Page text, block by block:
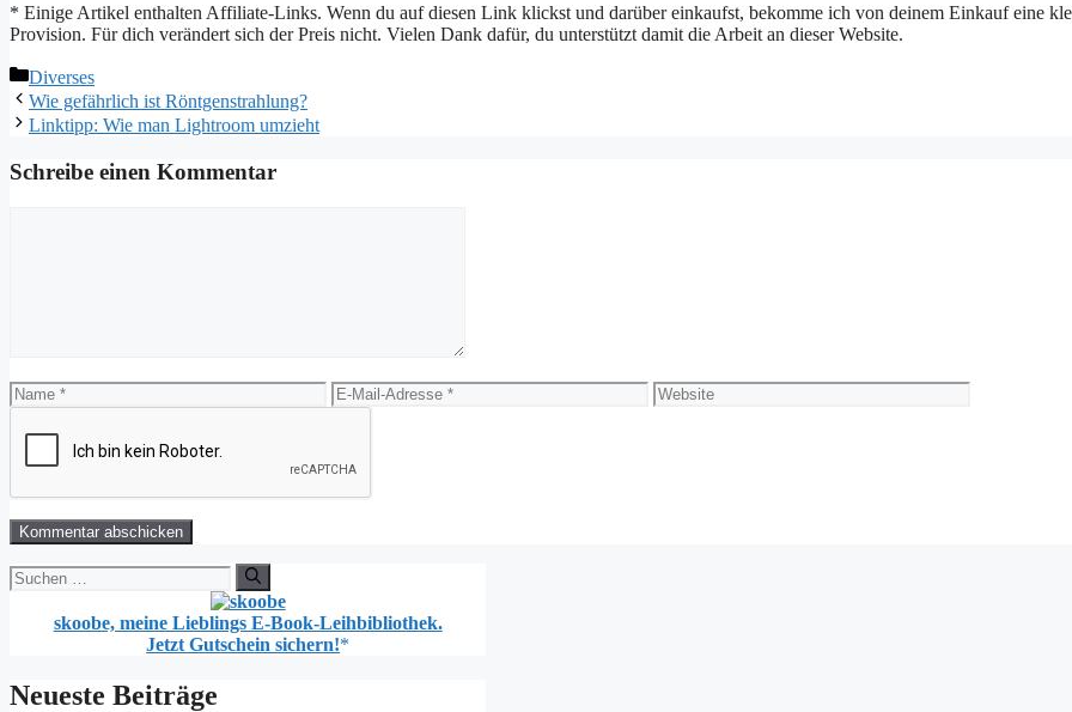
* Einige Artikel enthalten Affiliate-Links. Wenn du auf diesen Link klickst und darüber einkaufst, bekomme ich von deinem Einkauf eine
Provision. Für dich verändert sich der Preis nicht. Vielen Dank dafür, du unterstützt damit die Arbeit an dieser Website.
Kategorien
Diverses
Wie gefährlich ist Röntgenstrahlung?
Linktipp: Wie man Lightroom umzieht
Schreibe einen Kommentar
Name
E-
Mail-
Website
Suchen
nach:
skoobe, meine Lieblings E-Book-Leihbibliothek.
Jetzt Gutschein sichern!
Neueste Beiträge